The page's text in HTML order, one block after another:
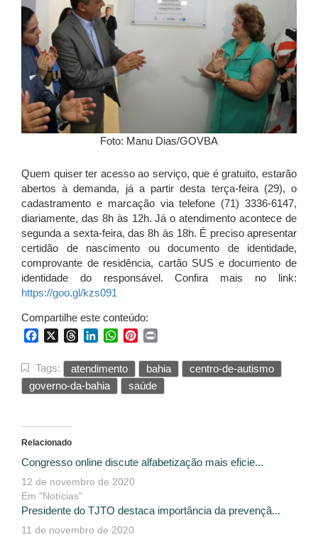
Foto: Manu Dias/GOVBA
Quem quiser ter acesso ao serviço, que é gratuito, estarão
abertos à demanda, já a partir desta terça-feira (29), o
cadastramento e marcação via telefone (71) 3336-6147,
diariamente, das 8h às 12h. Já o atendimento acontece de
segunda a sexta-feira, das 8h às 18h. É preciso apresentar
certidão de nascimento ou documento de identidade,
comprovante de residência, cartão SUS e documento de
identidade do responsável. Confira mais no link:
https://goo.gl/kzs091
Compartilhe este conteúdo:
FacebookThreadsLinkedInWhatsApp
Pinterest
Tags: atendimento bahia
centro-de-autismo
governo-da-bahia
saúde
Relacionado
Congresso online discute alfabetização mais eficie...
12 de novembro de 2020
Em "Notícias"
Presidente do TJTO destaca importância da prevençã...
11 de novembro de 2020